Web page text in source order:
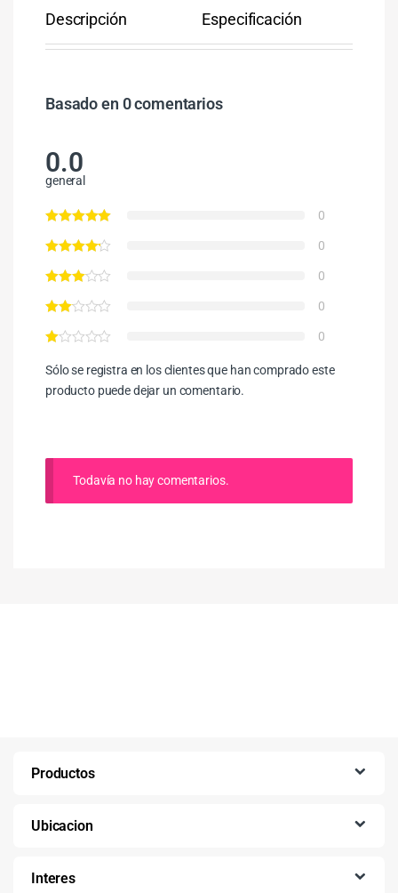
Descripción Especificación
Basado en 0 comentarios
0.0
general
0
0
0
0
0
Sólo se registra en los clientes que han comprado este
producto puede dejar un comentario.
Todavía no hay comentarios.
Productos
Ubicacion
Interes